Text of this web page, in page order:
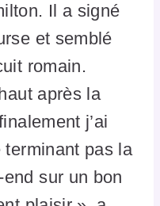
Il a signé
et semblé
romain.
après la
j’ai
pas la
sur un bon